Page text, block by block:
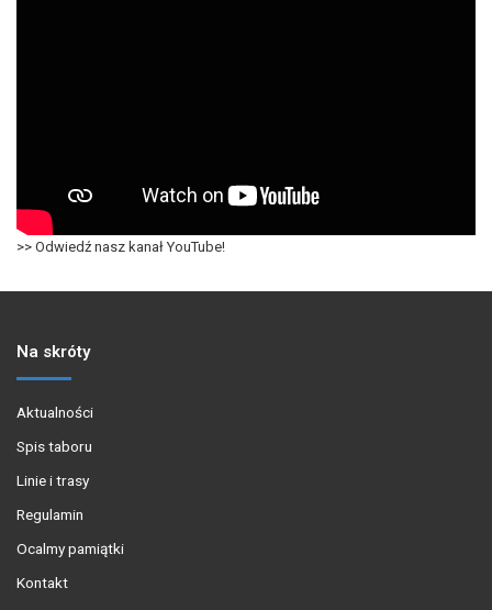
>> Odwiedź nasz kanał YouTube!
Na skróty
Aktualności
Spis taboru
Linie i trasy
Regulamin
Ocalmy pamiątki
Kontakt